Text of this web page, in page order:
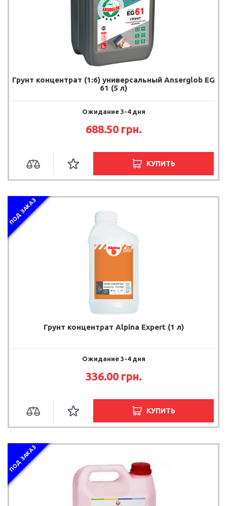
Грунт концентрат (1:6) универсальный Anserglob EG
61 (5 л)
Ожидание 3-4 дня
688.50 грн.
КУПИТЬ
ПОД ЗАКАЗ
Грунт концентрат Alpina Expert (1 л)
Ожидание 3-4 дня
336.00 грн.
КУПИТЬ
ПОД ЗАКАЗ